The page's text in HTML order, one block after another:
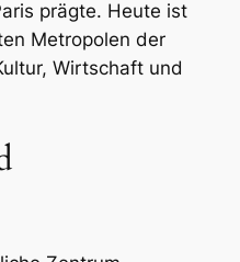
prägte. Heute ist
Metropolen der
Wirtschaft und